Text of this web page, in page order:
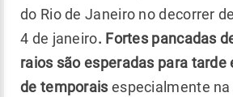
do Rio de Janeiro no decorrer
4 de janeiro. Fortes pancadas
raios são esperadas para tarde
de temporais especialmente na